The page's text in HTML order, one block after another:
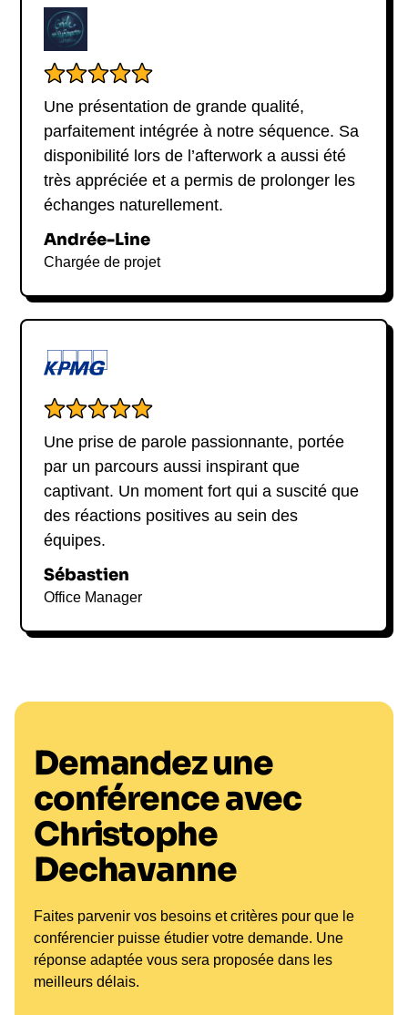
Une présentation de grande qualité,
parfaitement intégrée à notre séquence. Sa
disponibilité lors de l’afterwork a aussi été
très appréciée et a permis de prolonger les
échanges naturellement.
Andrée-Line
Chargée de projet
Une prise de parole passionnante, portée
par un parcours aussi inspirant que
captivant. Un moment fort qui a suscité que
des réactions positives au sein des
équipes.
Sébastien
Office Manager
Demandez une
conférence avec
Christophe
Dechavanne
Faites parvenir vos besoins et critères pour que le
conférencier puisse étudier votre demande. Une
réponse adaptée vous sera proposée dans les
meilleurs délais.